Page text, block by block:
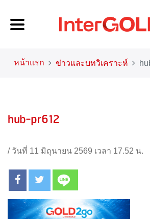
หน้าแรก ข่าวและบทวิเคราะห์
hub-pr612
/ วันที่ 11 มิถุนายน 2569 เวลา 17.52 น.